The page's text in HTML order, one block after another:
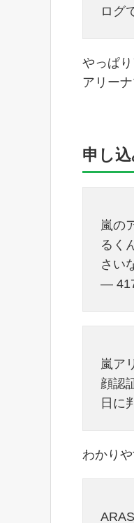
ログ
やっぱ
アリー
申し
嵐の
るく
さい
—
嵐ア
顔認
日に
わかり